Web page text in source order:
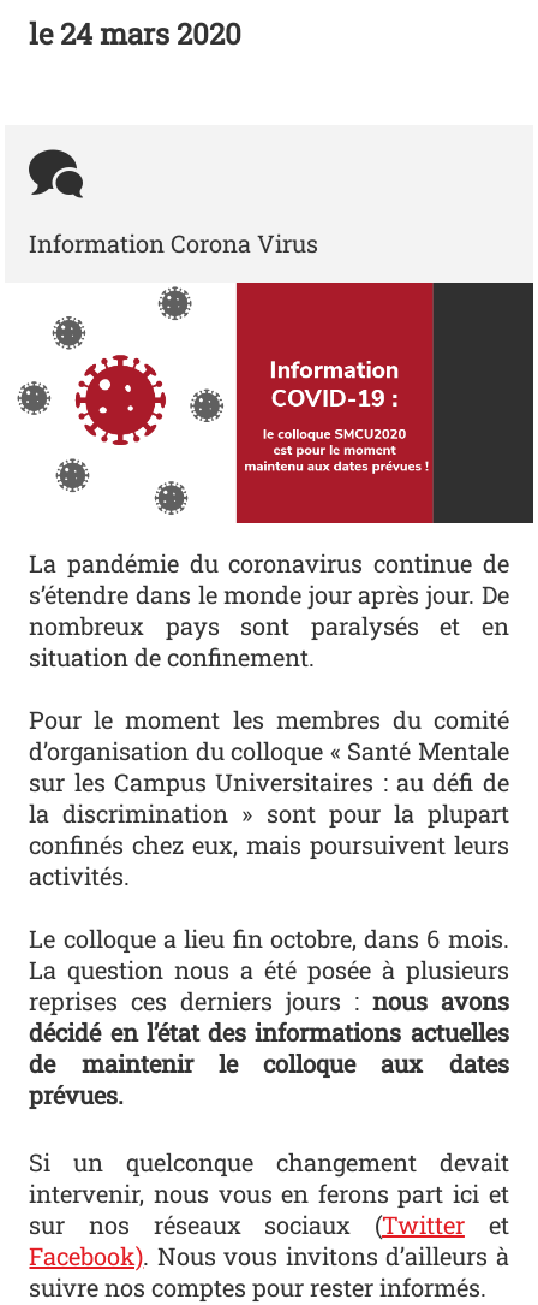
le24 mars 2020
Information Corona Virus
La pandémie du coronavirus continue de
s’étendre dans le monde jour après jour. De
nombreux pays sont paralysés et en
situation de confinement.
Pour le moment les membres du comité
d’organisation du colloque « Santé Mentale
sur les Campus Universitaires : au défi de
la discrimination » sont pour la plupart
confinés chez eux, mais poursuivent leurs
activités.
Le colloque a lieu fin octobre, dans 6 mois.
La question nous a été posée à plusieurs
reprises ces derniers jours : nous avons
décidé en l’état des informations actuelles
de maintenir le colloque aux dates
prévues.
Si un quelconque changement devait
intervenir, nous vous en ferons part ici et
sur nos réseaux sociaux (Twitteret
Facebook). Nous vous invitons d’ailleurs à
suivre nos comptes pour rester informés.